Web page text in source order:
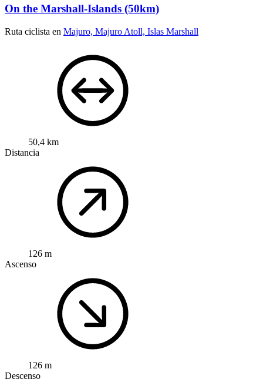
On the Marshall-Islands (50km)
Ruta ciclista en Majuro, Majuro Atoll, Islas Marshall
50,4 km
Distancia
126 m
Ascenso
126 m
Descenso